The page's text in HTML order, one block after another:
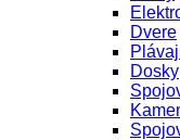
Dvere
Dosky